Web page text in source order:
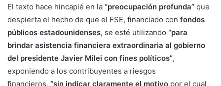
El texto hace hincapié en la “preocupación profunda” que
despierta el hecho de que el FSE, financiado con fondos
públicos estadounidenses, se esté utilizando “para
brindar asistencia financiera extraordinaria al gobierno
del presidente Javier Milei con fines políticos”,
exponiendo a los contribuyentes a riesgos
financieros, “sin indicar claramente el motivo por el cual